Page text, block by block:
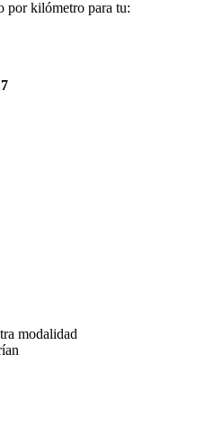
por kilómetro para tu:
modalidad